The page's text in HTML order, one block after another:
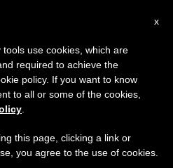
un miracolo
del
x
use cookies, which are
required to achieve the
policy. If you want to know
to all or some of the cookies,
this page, clicking a link or
you agree to the use of cookies.